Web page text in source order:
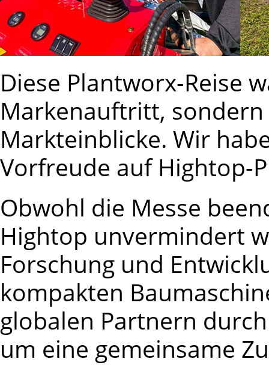
Diese Plantworx-Reise
Markenauftritt,
Markteinblicke. Wir
Vorfreude auf Hightop-
Obwohl die Messe
Hightop unvermindert
Forschung und
kompakten
globalen Partnern
um eine gemeinsame